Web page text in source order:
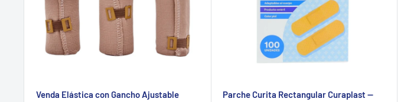
Venda Elástica con Gancho Ajustable
Parche Curita Rectangular Curaplast —